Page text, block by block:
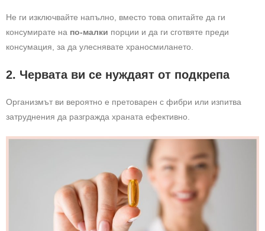
Не ги изключвайте напълно, вместо това опитайте да ги
консумирате на по-малки порции и да ги сготвяте преди
консумация, за да улеснявате храносмилането.
2. Червата ви се нуждаят от подкрепа
Организмът ви вероятно е претоварен с фибри или изпитва
затруднения да разгражда храната ефективно.